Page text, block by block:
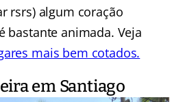
rsrs) algum coração
bastante animada. Veja
mais bem cotados.
em Santiago